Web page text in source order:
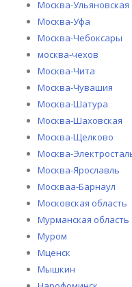
Москва-Ульяновская
Москва-Уфа
Москва-Чебоксары
москва-чехов
Москва-Чита
Москва-Чувашия
Москва-Шатура
Москва-Шаховская
Москва-Щелково
Москва-
Москва-Ярославль
Москваа-Барнаул
Московская область
Мурманская область
Муром
Мценск
Мышкин